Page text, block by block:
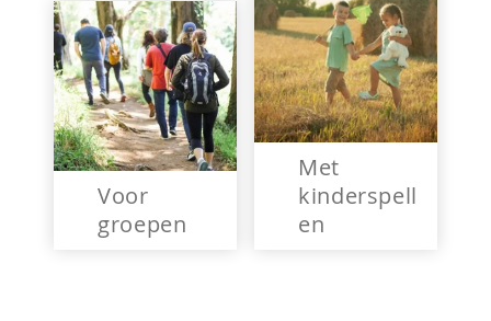
Voor
groepen
Met
kinderspell
en